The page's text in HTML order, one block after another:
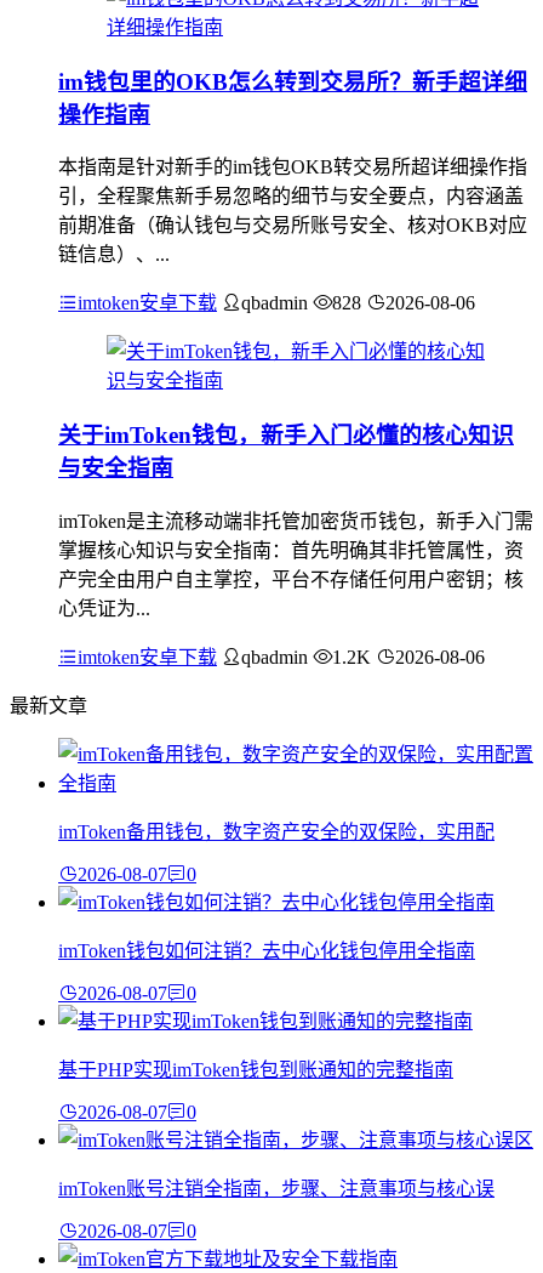
im钱包里的OKB怎么转到交易所？新手超详细
操作指南
本指南是针对新手的im钱包OKB转交易所超详细操作指
引，全程聚焦新手易忽略的细节与安全要点，内容涵盖
前期准备（确认钱包与交易所账号安全、核对OKB对应
链信息）、...
imtoken安卓下载 qbadmin 828 2026-08-06
关于imToken钱包，新手入门必懂的核心知识
与安全指南
imToken是主流移动端非托管加密货币钱包，新手入门需
掌握核心知识与安全指南：首先明确其非托管属性，资
产完全由用户自主掌控，平台不存储任何用户密钥；核
心凭证为...
imtoken安卓下载 qbadmin 1.2K 2026-08-06
最新文章
imToken备用钱包，数字资产安全的双保险，实用配
2026-08-07 0
imToken钱包如何注销？去中心化钱包停用全指南
2026-08-07 0
基于PHP实现imToken钱包到账通知的完整指南
2026-08-07 0
imToken账号注销全指南，步骤、注意事项与核心误
2026-08-07 0